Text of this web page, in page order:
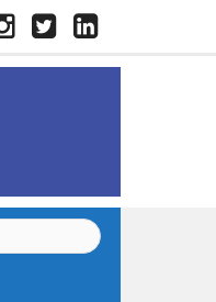
InstagramTwitterLinkedIn